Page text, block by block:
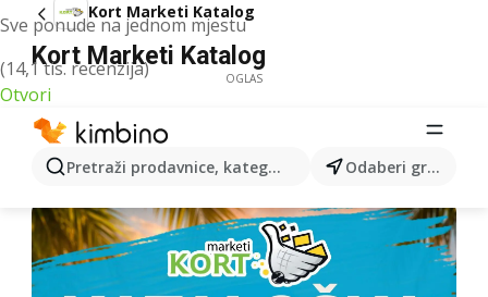
Sve ponude na jednom mjestu
(14,1 tis. recenzija)
Otvori
Pretraži prodavnice, kategorije, proizvode... Odaberi grad
Kort Marketi Katalog
Kort Marketi Katalog
OGLAS